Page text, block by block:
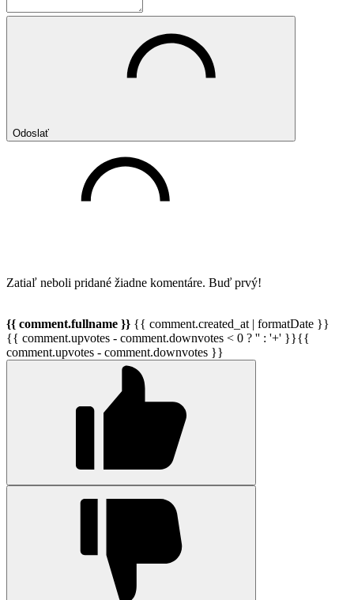
Odoslať
Zatiaľ neboli pridané žiadne komentáre. Buď prvý!
{{ comment.fullname }} {{ comment.created_at | formatDate }}
{{ comment.upvotes - comment.downvotes < 0 ? '' : '+' }}{{
comment.upvotes - comment.downvotes }}